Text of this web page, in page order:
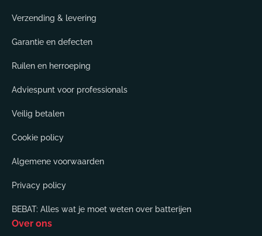
Verzending & levering
Garantie en defecten
Ruilen en herroeping
Adviespunt voor professionals
Veilig betalen
Cookie policy
Algemene voorwaarden
Privacy policy
BEBAT: Alles wat je moet weten over batterijen
Over ons